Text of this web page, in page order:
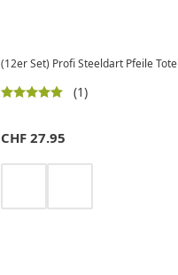
(12er Set) Profi Steeldart Pfeile
(1)
CHF 27.95